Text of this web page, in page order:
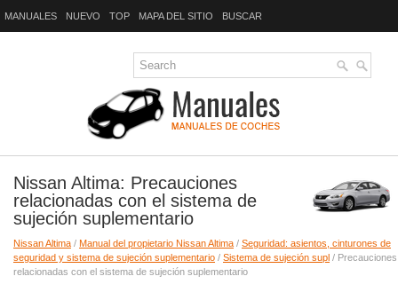
MANUALES NUEVO TOP MAPA DEL SITIO BUSCAR
Nissan Altima: Precauciones
relacionadas con el sistema de
sujeción suplementario
Nissan Altima / Manual del propietario Nissan Altima / Seguridad: asientos, cinturones de
seguridad y sistema de sujeción suplementario / Sistema de sujeción supl / Precauciones
relacionadas con el sistema de sujeción suplementario